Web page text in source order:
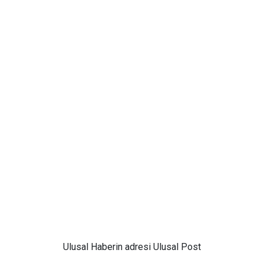
Ulusal Haberin adresi Ulusal Post